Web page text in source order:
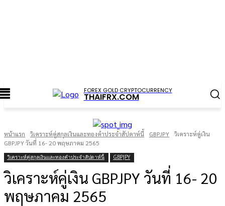
FOREX GOLD CRYPTOCURRENCY
THAIFRX.COM
หน้าแรก วิเคราะห์คู่สกุลเงินและทองคำประจำสัปดาห์นี้ GBPJPY
วิเคราะห์คู่เงิน
GBPJPY วันที่ 16- 20 พฤษภาคม 2565
วิเคราะห์คู่สกุลเงินและทองคำประจำสัปดาห์นี้ GBPJPY
วิเคราะห์คู่เงิน GBPJPY วันที่ 16- 20
พฤษภาคม 2565